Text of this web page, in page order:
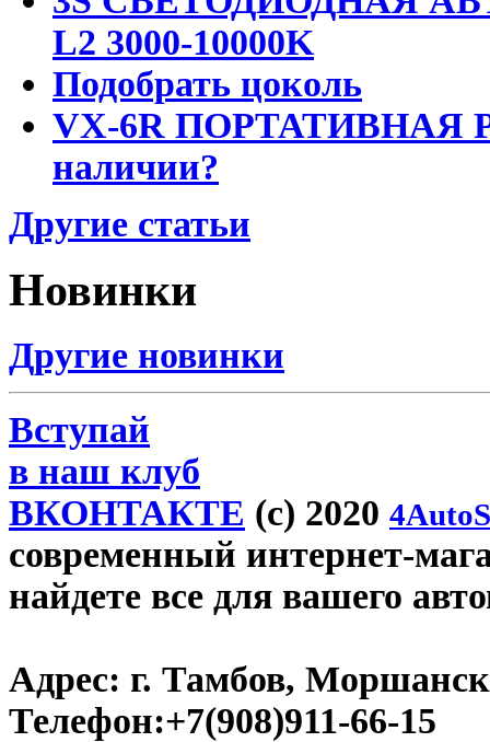
L2 3000-10000K
Подобрать цоколь
VX-6R ПОРТАТИВНАЯ
наличии?
Другие статьи
Новинки
Другие новинки
Вступай
в наш клуб
ВКОНТАКТЕ (c) 2020
современный интернет-
найдете все для вашего
Адрес: г. Тамбов,
Телефон:+7(908)911-66-15